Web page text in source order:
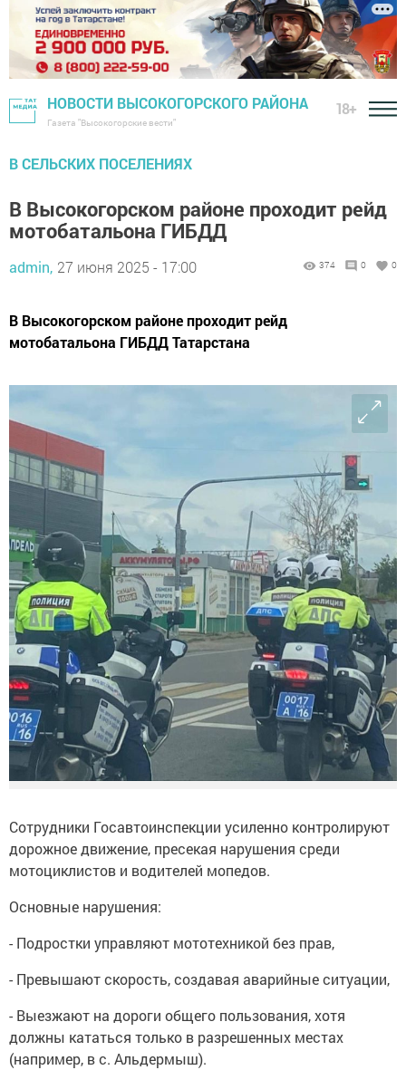
НОВОСТИ ВЫСОКОГОРСКОГО РАЙОНА
Газета "Высокогорские вести"
18+
В СЕЛЬСКИХ ПОСЕЛЕНИЯХ
В Высокогорском районе проходит рейд
мотобатальона ГИБДД
admin, 27 июня 2025 - 17:00 374 0 0
В Высокогорском районе проходит рейд
мотобатальона ГИБДД Татарстана
Сотрудники Госавтоинспекции усиленно контролируют
дорожное движение, пресекая нарушения среди
мотоциклистов и водителей мопедов.
Основные нарушения:
- Подростки управляют мототехникой без прав,
- Превышают скорость, создавая аварийные ситуации,
- Выезжают на дороги общего пользования, хотя
должны кататься только в разрешенных местах
(например, в с. Альдермыш).